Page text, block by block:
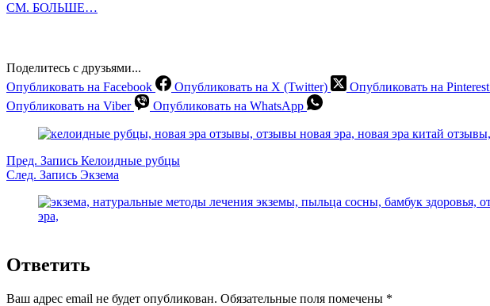
СМ. БОЛЬШЕ…
Поделитесь с друзьями...
Опубликовать на Facebook
Опубликовать на X (Twitter) Опубликовать на Pinterest
Опубликовать на Viber
Опубликовать на WhatsApp
Пред. Запись Келоидные рубцы
След. Запись Экзема
Ответить
Ваш адрес email не будет опубликован. Обязательные поля помечены *